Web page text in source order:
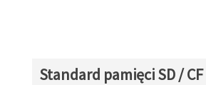
Standard pamięci SD / CF